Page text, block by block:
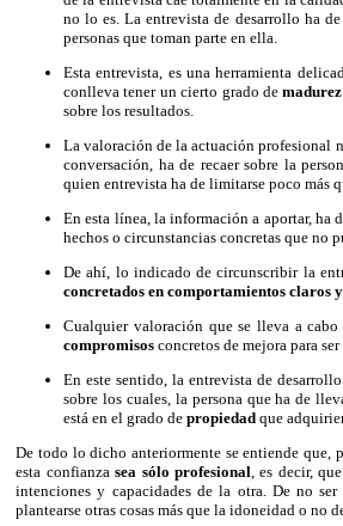
no lo es. La entrevista de desarrollo ha
personas que toman parte en ella.
Esta entrevista, es una herramienta
conlleva tener un cierto grado de
sobre los resultados.
La valoración de la actuación profesional
conversación, ha de recaer sobre la
quien entrevista ha de limitarse poco más
En esta línea, la información a aportar, ha
hechos o circunstancias concretas que no
De ahí, lo indicado de circunscribir la
concretados en comportamientos claros
Cualquier valoración que se lleva a
compromisos concretos de mejora para
En este sentido, la entrevista de
sobre los cuales, la persona que ha de
está en el grado depropiedad que
De todo lo dicho anteriormente se entiende que,
esta confianzasea sólo profesional, es decir,
intenciones y capacidades de la otra. De no
plantearse otras cosas más que la idoneidad o no